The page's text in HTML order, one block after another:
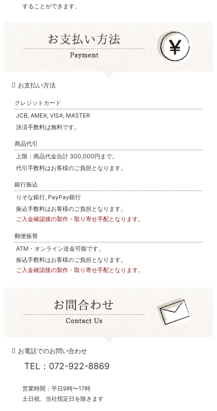
することができます。
お支払い方法
クレジットカード
JCB, AMEX, VISA, MASTER
決済手数料は無料です。
商品代引
上限：商品代金合計 300,000円まで。
代引手数料はお客様のご負担となります。
銀行振込
りそな銀行, PayPay銀行
振込手数料はお客様のご負担となります。
ご入金確認後の製作・取り寄せ手配となります。
郵便振替
ATM・オンライン送金可能です。
振込手数料はお客様のご負担となります。
ご入金確認後の製作・取り寄せ手配となります。
お電話でのお問い合わせ
TEL：072-922-8869
営業時間：平日9時〜17時
土日祝、当社指定日を除きます